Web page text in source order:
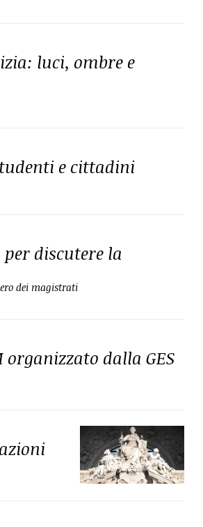
luci, ombre e
e cittadini
per discutere la
dei magistrati
dalla GES